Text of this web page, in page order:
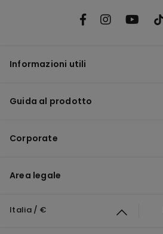
Informazioni utili
Guida al prodotto
Corporate
Area legale
Italia / €